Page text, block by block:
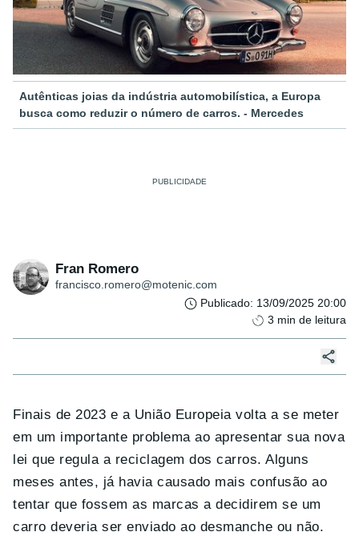
Autênticas joias da indústria automobilística, a Europa
busca como reduzir o número de carros. - Mercedes
Fran Romero
francisco.romero@motenic.com
Publicado: 13/09/2025 20:00
3 min de leitura
Finais de 2023 e a União Europeia volta a se meter
em um importante problema ao apresentar sua nova
lei que regula a reciclagem dos carros. Alguns
meses antes, já havia causado mais confusão ao
tentar que fossem as marcas a decidirem se um
carro deveria ser enviado ao desmanche ou não.